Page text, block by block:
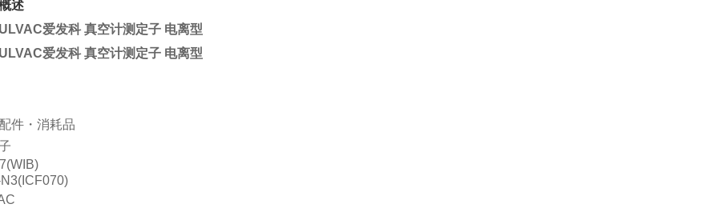
述
爱发科 真空计测定子 电离型
爱发科 真空计测定子 电离型
件・消耗品